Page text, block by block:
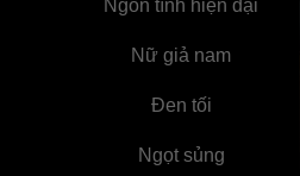
Ngôn tình hiện đại
Nữ giả nam
Đen tối
Ngọt sủng